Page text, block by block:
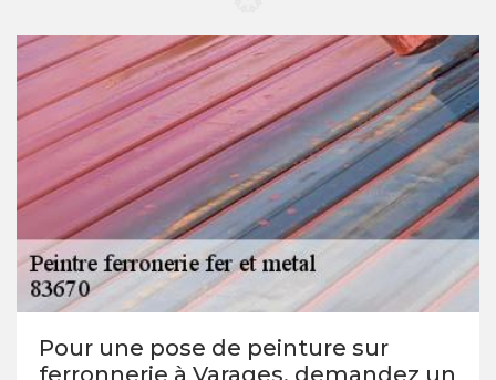
Pour une pose de peinture sur
ferronnerie à Varages, demandez un